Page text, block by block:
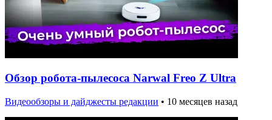
Обзор робота-пылесоса Narwal Freo Z Ultra
Видеообзоры и дайджесты редакции • 10 месяцев назад